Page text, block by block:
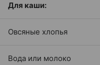
Для каши:
Овсяные хлопья
Вода или молоко